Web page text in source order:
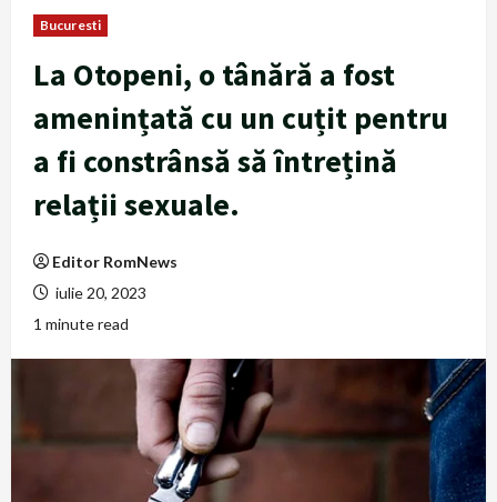
Bucuresti
La Otopeni, o tânără a fost
amenințată cu un cuțit pentru
a fi constrânsă să întrețină
relații sexuale.
Editor RomNews
iulie 20, 2023
1 minute read